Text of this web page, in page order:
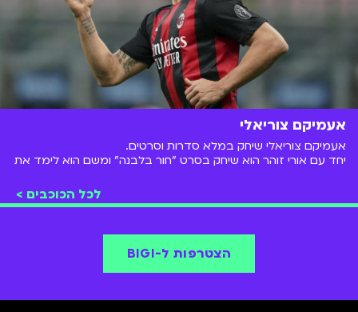
אעמיקם צוריאלי
אעמיקם צוריאלי שיחק במלא סדרות וסרטים.
יחד עם אורי זוהר הוא שיחק בסרט "חור בלבנה" ומשם הוא לימד את
הסדרה האהובה עליו היאששטוסשנת 2008.
הצטרפו אלינו ותראו את המסע של עמיקם ב-BIGI
!
לכל הכוכבים >
הצטרפות ל-BIGI